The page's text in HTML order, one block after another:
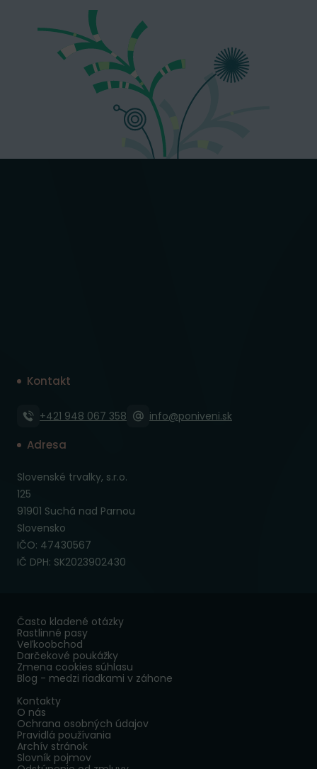
Kontakt
+421 948 067 358 info@poniveni.sk
Adresa
Slovenské trvalky, s.r.o.
125
91901 Suchá nad Parnou
Slovensko
IČO: 47430567
IČ DPH: SK2023902430
Často kladené otázky
Rastlinné pasy
Veľkoobchod
Darčekové poukážky
Zmena cookies súhlasu
Blog - medzi riadkami v záhone
Kontakty
O nás
Ochrana osobných údajov
Pravidlá používania
Archív stránok
Slovník pojmov